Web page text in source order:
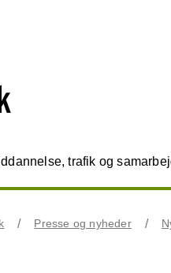
trafik og
Presse og nyheder